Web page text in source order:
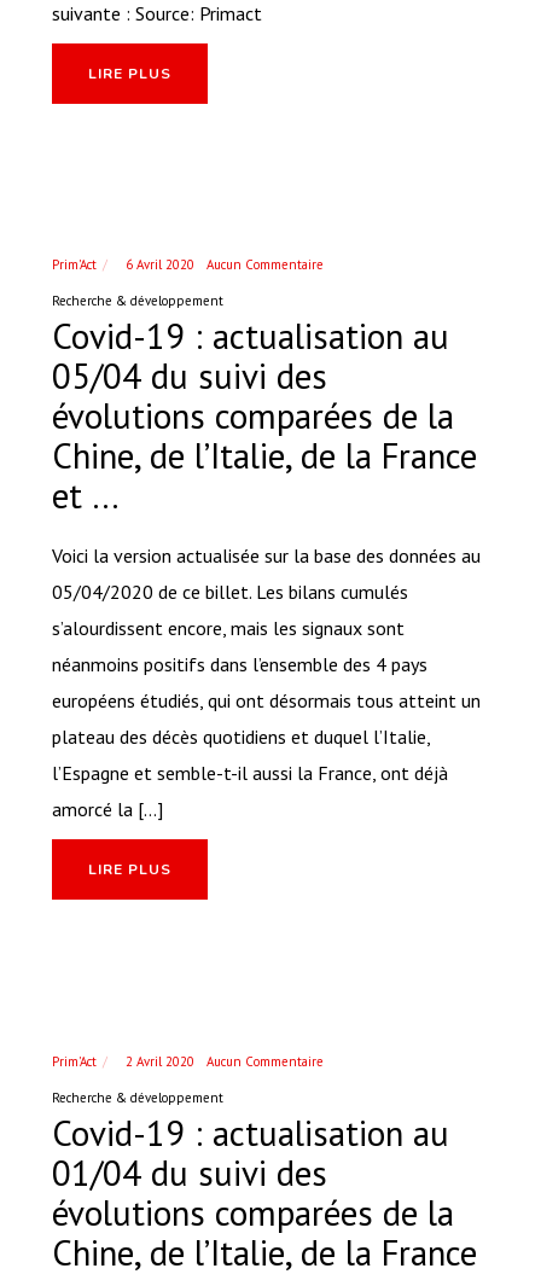
suivante : Source: Primact
LIRE PLUS
Prim'Act 6 Avril 2020 Aucun Commentaire
Recherche & développement
Covid-19 : actualisation au
05/04 du suivi des
évolutions comparées de la
Chine, de l’Italie, de la France
et …
Voici la version actualisée sur la base des données au
05/04/2020 de ce billet. Les bilans cumulés
s’alourdissent encore, mais les signaux sont
néanmoins positifs dans l’ensemble des 4 pays
européens étudiés, qui ont désormais tous atteint un
plateau des décès quotidiens et duquel l’Italie,
l’Espagne et semble-t-il aussi la France, ont déjà
amorcé la [...]
LIRE PLUS
Prim'Act 2 Avril 2020 Aucun Commentaire
Recherche & développement
Covid-19 : actualisation au
01/04 du suivi des
évolutions comparées de la
Chine, de l’Italie, de la France